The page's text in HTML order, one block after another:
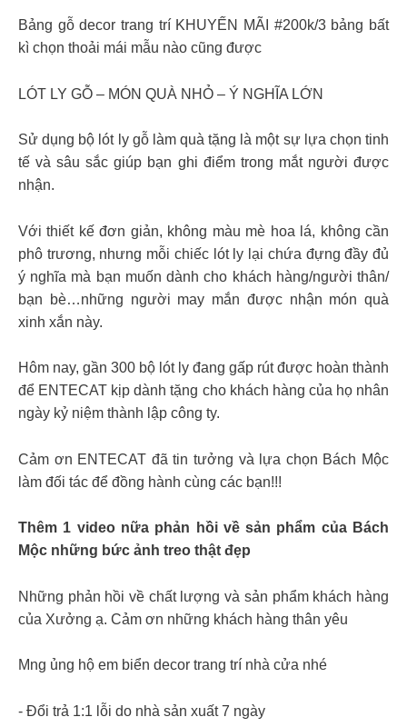
Bảng gỗ decor trang trí KHUYẾN MÃI #200k/3 bảng bất
kì chọn thoải mái mẫu nào cũng được
LÓT LY GỖ – MÓN QUÀ NHỎ – Ý NGHĨA LỚN
Sử dụng bộ lót ly gỗ làm quà tặng là một sự lựa chọn tinh
tế và sâu sắc giúp bạn ghi điểm trong mắt người được
nhận.
Với thiết kế đơn giản, không màu mè hoa lá, không cần
phô trương, nhưng mỗi chiếc lót ly lại chứa đựng đầy đủ
ý nghĩa mà bạn muốn dành cho khách hàng/người thân/
bạn bè…những người may mắn được nhận món quà
xinh xắn này.
Hôm nay, gần 300 bộ lót ly đang gấp rút được hoàn thành
để ENTECAT kịp dành tặng cho khách hàng của họ nhân
ngày kỷ niệm thành lập công ty.
Cảm ơn ENTECAT đã tin tưởng và lựa chọn Bách Mộc
làm đối tác để đồng hành cùng các bạn!!!
Thêm 1 video nữa phản hồi về sản phẩm của Bách
Mộc những bức ảnh treo thật đẹp
Những phản hồi về chất lượng và sản phẩm khách hàng
của Xưởng ạ. Cảm ơn những khách hàng thân yêu
Mng ủng hộ em biển decor trang trí nhà cửa nhé
⁣- Đổi trả 1:1 lỗi do nhà sản xuất 7 ngày